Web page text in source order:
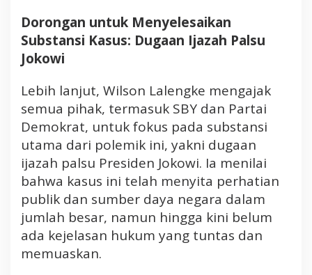
Dorongan untuk Menyelesaikan
Substansi Kasus: Dugaan Ijazah Palsu
Jokowi
Lebih lanjut, Wilson Lalengke mengajak
semua pihak, termasuk SBY dan Partai
Demokrat, untuk fokus pada substansi
utama dari polemik ini, yakni dugaan
ijazah palsu Presiden Jokowi. Ia menilai
bahwa kasus ini telah menyita perhatian
publik dan sumber daya negara dalam
jumlah besar, namun hingga kini belum
ada kejelasan hukum yang tuntas dan
memuaskan.